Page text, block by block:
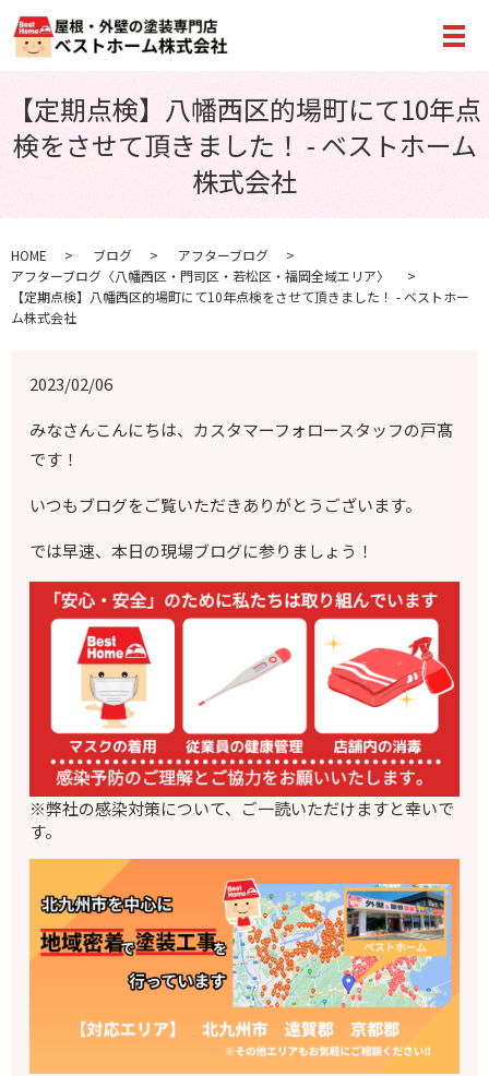
メ
【定期点検】八幡西区的場町にて10年点
検をさせて頂きました！ - ベストホーム
株式会社
HOME ブログ
アフターブログ
アフターブログ〈八幡西区・門司区・若松区・福岡全域エリア〉
【定期点検】八幡西区的場町にて10年点検をさせて頂きました！ - ベストホー
ム株式会社
2023/02/06
みなさんこんにちは、カスタマーフォロースタッフの戸髙
です！
いつもブログをご覧いただきありがとうございます。
では早速、本日の現場ブログに参りましょう！
※弊社の感染対策について、ご一読いただけますと幸いで
す。